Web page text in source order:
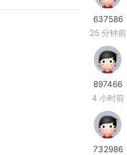
637586
25 分钟前
897466
4 小时前
732986